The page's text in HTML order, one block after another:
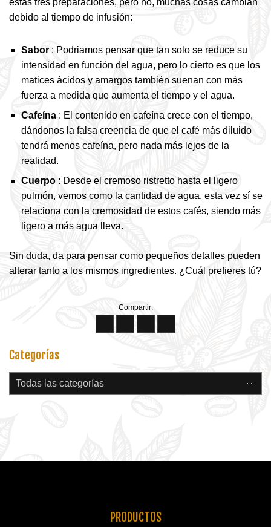
debido al tiempo de infusión:
Sabor : Podriamos pensar que tan solo se reduce su
intensidad en función del agua, pero lo cierto es que los
matices ácidos y amargos también suenan con más
fuerza a medida que aumenta el tiempo y el agua.
Cafeína : El contenido en cafeína crece con el tiempo,
dándonos la falsa creencia de que el café más diluido
tendrá menos cafeína, pero nada más lejos de la
realidad.
Cuerpo : Desde el cremoso ristretto hasta el ligero
pulmón, vemos como la cantidad de agua, esta vez sí se
relaciona con la cremosidad de estos cafés, siendo más
ligero a más agua lleva.
Sin duda, da para pensar como pequeños detalles pueden
alterar tanto a los mismos ingredientes. ¿Cuál prefieres tú?
Compartir:
Categorías
PRODUCTOS